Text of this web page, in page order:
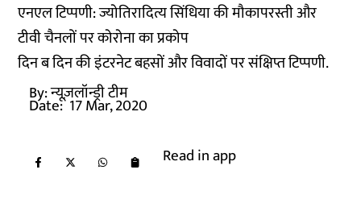
एनएल टिप्पणी: ज्योतिरादित्य सिंधिया की मौकापरस्ती और
टीवी चैनलों पर कोरोना का प्रकोप
दिन ब दिन की इंटरनेट बहसों और विवादों पर संक्षिप्त टिप्पणी.
By:न्यूज़लॉन्ड्री टीम
Date: 17 Mar, 2020
Read in app